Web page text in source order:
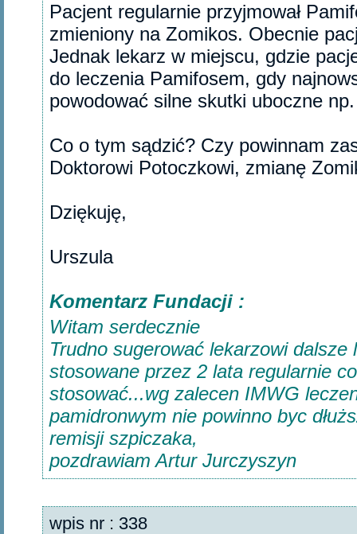
Pacjent regularnie przyjmował
zmieniony na Zomikos. Obecnie
Jednak lekarz w miejscu, gdzie
do leczenia Pamifosem, gdy
powodować silne skutki uboczne
Co o tym sądzić? Czy powinnam
Doktorowi Potoczkowi, zmianę
Dziękuję,
Urszula‎
Komentarz Fundacji :
Witam serdecznie
Trudno sugerować lekarzowi
stosowane przez 2 lata regularnie
stosować...wg zalecen IMWG
pamidronwym nie powinno byc
remisji szpiczaka,
pozdrawiam Artur Jurczyszyn
wpis nr : 338